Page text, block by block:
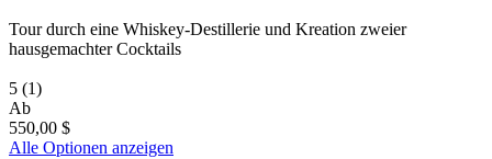
Tour durch eine Whiskey-Destillerie und Kreation zweier
hausgemachter Cocktails
5 (1)
Ab
550,00 $
Alle Optionen anzeigen